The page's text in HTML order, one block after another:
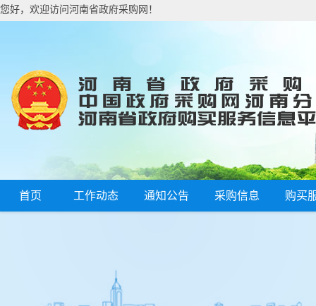
您好，欢迎访问河南省政府采购网！
首页 工作动态 通知公告 采购信息 购买